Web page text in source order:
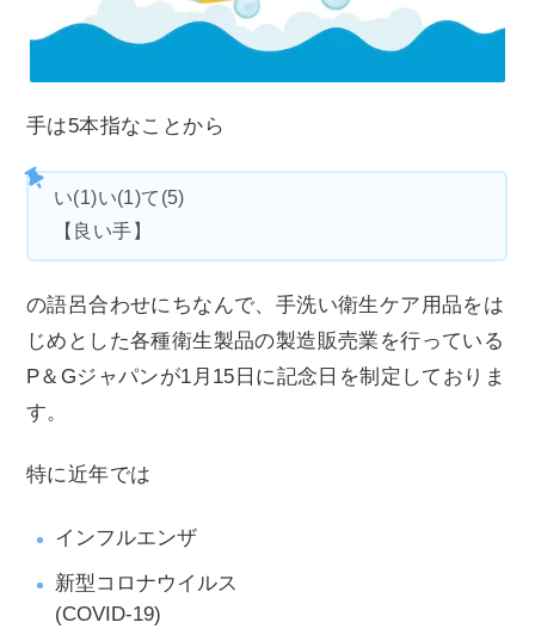
手は5本指なことから
い(1)い(1)て(5)
【良い手】
の語呂合わせにちなんで、手洗い衛生ケア用品をは
じめとした各種衛生製品の製造販売業を行っている
P＆Gジャパンが1月15日に記念日を制定しておりま
す。
特に近年では
インフルエンザ
新型コロナウイルス
(COVID-19)